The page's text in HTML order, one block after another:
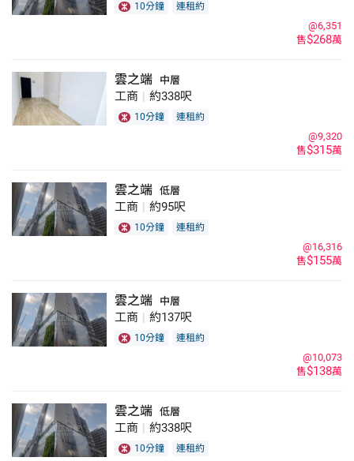
10分鐘 連租約
售$268萬
@6,351
雲之端 中層
工商 約338呎
10分鐘 連租約
售$315萬
@9,320
雲之端 低層
工商 約95呎
10分鐘 連租約
售$155萬
@16,316
雲之端 中層
工商 約137呎
10分鐘 連租約
售$138萬
@10,073
雲之端 低層
工商 約338呎
10分鐘 連租約